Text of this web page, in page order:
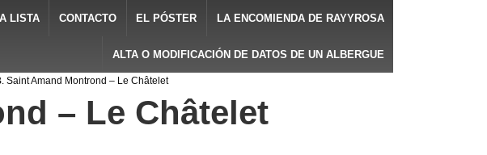
LISTA CONTACTO EL PÓSTER LA ENCOMIENDA DE RAYYROSA
ALTA O MODIFICACIÓN DE DATOS DE UN ALBERGUE
Saint Amand Montrond – Le Châtelet
– Le Châtelet